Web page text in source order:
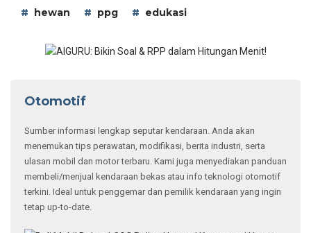
hewan ppg edukasi
Otomotif
Sumber informasi lengkap seputar kendaraan. Anda akan
menemukan tips perawatan, modifikasi, berita industri, serta
ulasan mobil dan motor terbaru. Kami juga menyediakan panduan
membeli/menjual kendaraan bekas atau info teknologi otomotif
terkini. Ideal untuk penggemar dan pemilik kendaraan yang ingin
tetap up-to-date.